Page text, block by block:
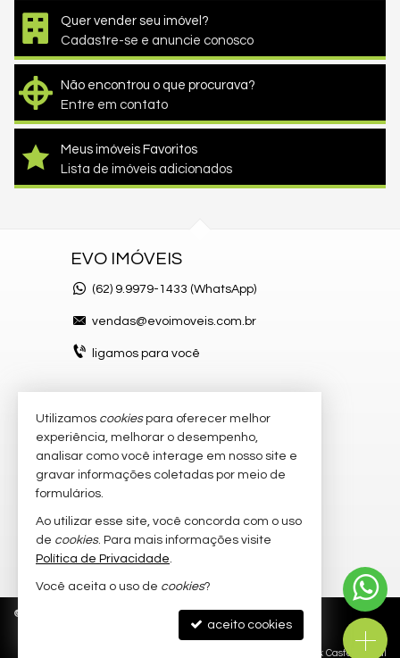
Quer vender seu imóvel?
Cadastre-se e anuncie conosco
Não encontrou o que procurava?
Entre em contato
Meus imóveis Favoritos
Lista de imóveis adicionados
EVO IMÓVEIS
(62) 9.9979-1433 (WhatsApp)
vendas@evoimoveis.com.br
ligamos para você
VEJA MAIS
atendimento por WhatsApp
imóveis favoritos
mapa de imóveis
© Política de Privacidade
Site para imobiliárias: Castel Digital
Utilizamos cookiespara oferecer melhor
experiência, melhorar o desempenho,
analisar como você interage em nosso site e
gravar informações coletadas por meio de
formulários.
Ao utilizar esse site, você concorda com o uso
de cookies. Para mais informações visite
Política de Privacidade.
Você aceita o uso de cookies?
aceito cookies